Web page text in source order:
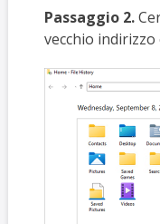
Passaggio 2.
vecchio